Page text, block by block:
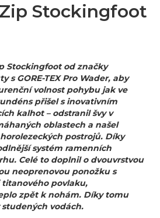
Stockingfoot
Stockingfoot od značky
s GORE-TEX Pro Wader, aby
volnost pohybu jak ve
přišel s inovativním
kalhot – odstranil švy v
oblastech a našel
postrojů. Díky
systém ramenních
Celé to doplnil o dvouvrstvou
neoprenovou ponožku s
povlaku,
zpět k nohám. Díky tomu
vodách.